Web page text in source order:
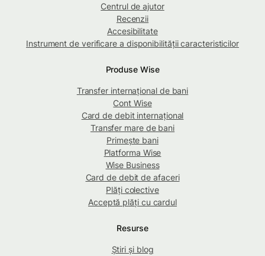
Centrul de ajutor
Recenzii
Accesibilitate
Instrument de verificare a disponibilității caracteristicilor
Produse Wise
Transfer internațional de bani
Cont Wise
Card de debit internațional
Transfer mare de bani
Primește bani
Platforma Wise
Wise Business
Card de debit de afaceri
Plăți colective
Acceptă plăți cu cardul
Resurse
Știri și blog